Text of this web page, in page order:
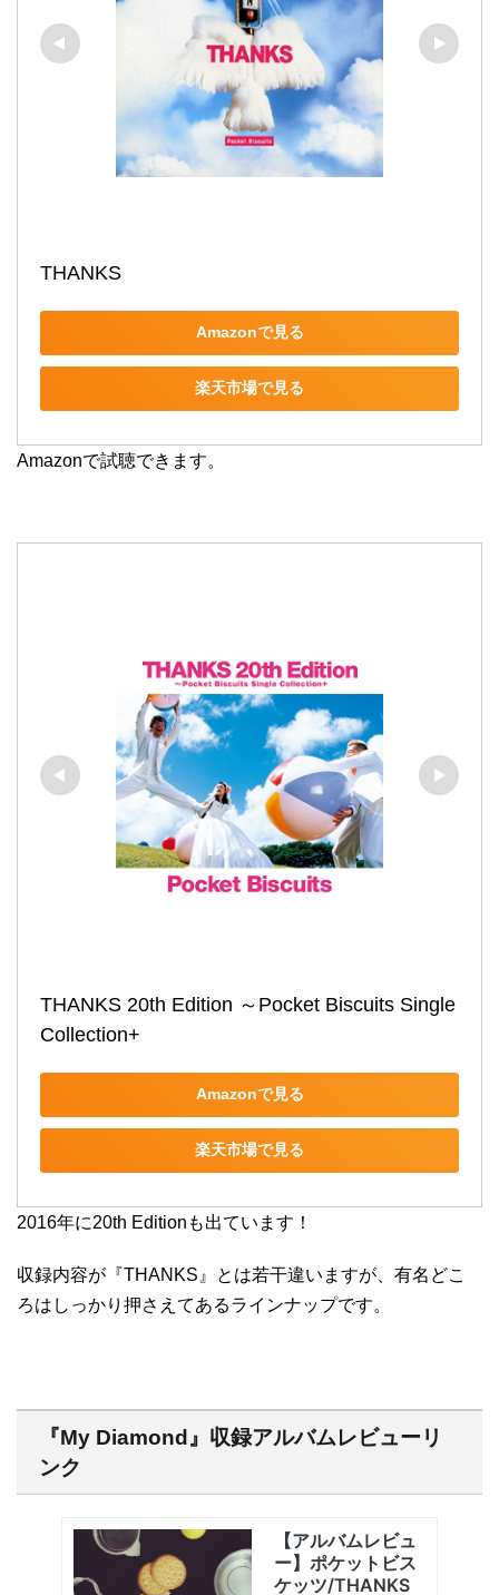
THANKS
Amazonで見る
楽天市場で見る
Amazonで試聴できます。
THANKS 20th Edition ～Pocket Biscuits Single
Collection+
Amazonで見る
楽天市場で見る
2016年に20th Editionも出ています！
収録内容が『THANKS』とは若干違いますが、有名どこ
ろはしっかり押さえてあるラインナップです。
『My Diamond』収録アルバムレビューリ
ンク